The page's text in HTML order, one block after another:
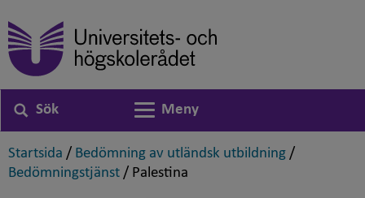
Sök
Växla navigering
Meny
Startsida ,
/ Bedömning av utländsk utbildning ,
/
Bedömningstjänst ,
/ Palestina